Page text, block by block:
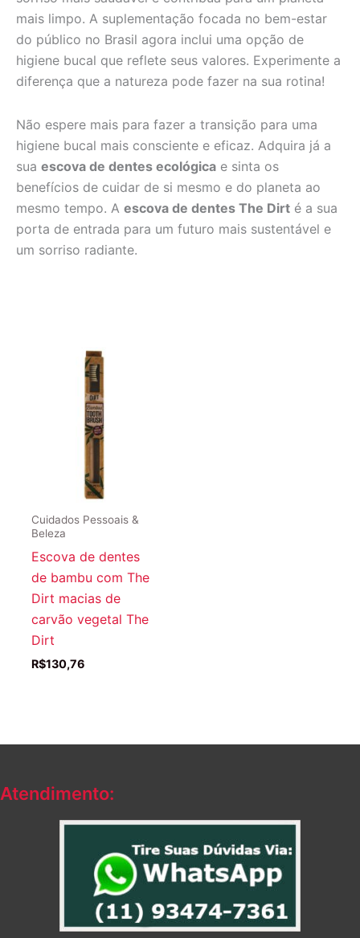
mais limpo. A suplementação focada no bem-estar
do público no Brasil agora inclui uma opção de
higiene bucal que reflete seus valores. Experimente a
diferença que a natureza pode fazer na sua rotina!
Não espere mais para fazer a transição para uma
higiene bucal mais consciente e eficaz. Adquira já a
sua escova de dentes ecológica e sinta os
benefícios de cuidar de si mesmo e do planeta ao
mesmo tempo. A escova de dentes The Dirt é a sua
porta de entrada para um futuro mais sustentável e
um sorriso radiante.
Cuidados Pessoais &
Beleza
Escova de dentes
de bambu com The
Dirt macias de
carvão vegetal The
Dirt
R$130,76
Atendimento: